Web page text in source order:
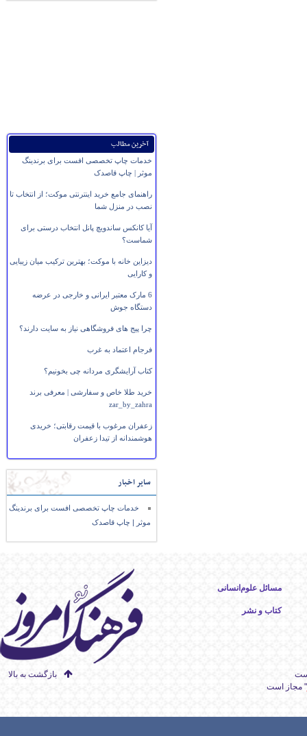
آخرین مطالب
خدمات چاپ تخصصی افست برای برندینگ
موثر | چاپ قاصدک
راهنمای جامع خرید اینترنتی موکت؛ از انتخاب تا
نصب در منزل شما
آیا کانکس ساندویچ پانل انتخاب درستی برای
شماست؟
دیزاین خانه با موکت؛ بهترین ترکیب میان زیبایی
و کارایی
6 مارک معتبر ایرانی و خارجی در عرضه
دستگاه جوش
چرا پیج های فروشگاهی نیاز به سایت دارند؟
فرجام اعتماد به غرب
کتاب آرایشگری مردانه چی بخونیم؟
خرید طلا خاص و سفارشی | معرفی برند
zar_by_zahra
زعفران مرغوب با قیمت رقابتی؛ خریدی
هوشمندانه از تیدا زعفران
سایر اخبار
خدمات چاپ تخصصی افست برای برندینگ
موثر | چاپ قاصدک
مسائل علوم‌انسانی
کتاب و نشر
بازگشت به بالا
" مجاز است